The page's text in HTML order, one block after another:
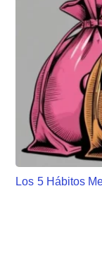
Los 5 Hábitos